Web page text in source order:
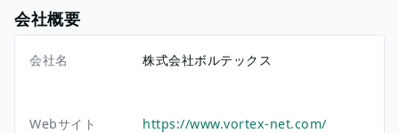
会社概要
会社名 株式会社ボルテックス
Webサイト https://www.vortex-net.com/